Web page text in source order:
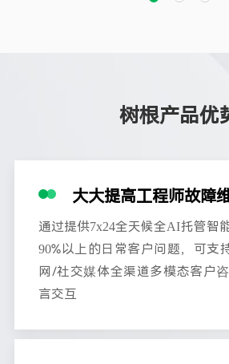
树根产品优
大大提高工程师故障
通过提供7x24全天候全AI托管智
90%以上的日常客户问题，可支
网/社交媒体全渠道多模态客户
言交互